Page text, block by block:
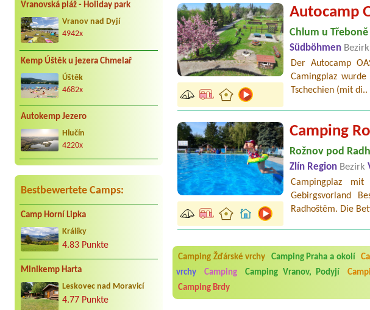
Vranovská pláž - Holiday park
Vranov nad Dyjí
4942x
Kemp Úštěk u jezera Chmelař
Úštěk
4682x
Autokemp Jezero
Hlučín
4220x
Bestbewertete Camps:
Camp Horní Lipka
Králíky
4.83 Punkte
Minikemp Harta
Leskovec nad Moravicí
4.77 Punkte
Autocamp
Chlum u Třeboně
Südböhmen Bezirk
Der Autocamp
Camingplaz
Tschechien (mit di..
Camping
Rožnov pod
Zlín Region Bezirk
Campingplaz
Gebirgsvorland
Radhoštěm. Die
Camping Žďárské vrchy Camping Praha a okolí
vrchy
Camping Camping Vranov, Podyjí
Camping Brdy
Aneta Melicharová***
utěrky, což při množství návštěvníků není
velice zklamalo byl celodenní hluk z repráků u
Jana*****
Chtěli jsme být týden,byli jsme dva. Na začátku